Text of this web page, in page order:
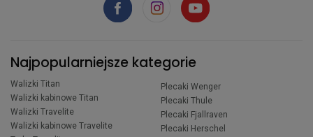
Najpopularniejsze kategorie
Walizki Titan
Walizki kabinowe Titan
Walizki Travelite
Walizki kabinowe Travelite
Plecaki Wenger
Plecaki Thule
Plecaki Fjallraven
Plecaki Herschel